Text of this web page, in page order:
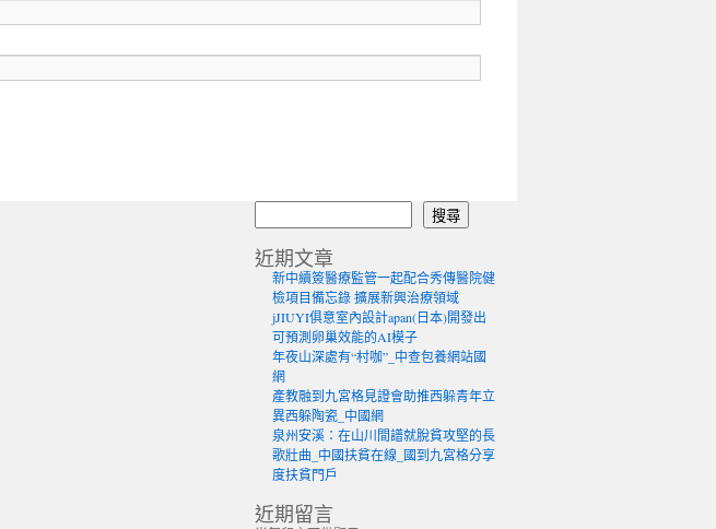
搜尋
近期文章
新中續簽醫療監管一起配合秀傳醫院健
檢項目備忘錄 擴展新興治療領域
jJIUYI俱意室內設計apan(日本)開發出
可預測卵巢效能的AI模子
年夜山深處有“村咖”_中查包養網站國
網
產教融到九宮格見證會助推西躲青年立
異西躲陶瓷_中國網
泉州安溪：在山川間譜就脫貧攻堅的長
歌壯曲_中國扶貧在線_國到九宮格分享
度扶貧門戶
近期留言